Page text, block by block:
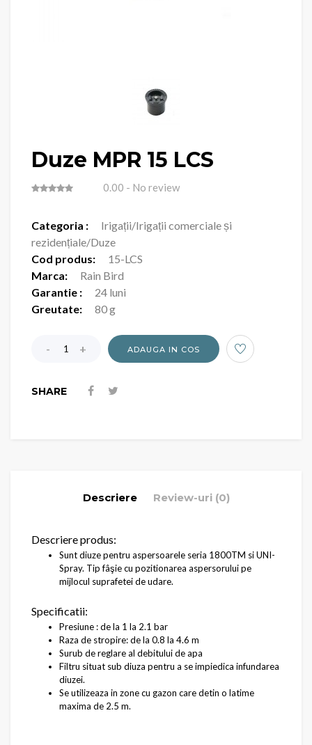
Duze MPR 15 LCS
0.00 - No review
Categoria :
Irigații/Irigații comerciale și
rezidențiale/Duze
Cod produs:
15-LCS
Marca:
Rain Bird
Garantie :
24 luni
Greutate:
80 g
ADAUGA IN COS
SHARE
Descriere Review-uri (0)
Descriere produs:
Sunt diuze pentru aspersoarele seria 1800TM si UNI-
Spray. Tip fâşie cu pozitionarea aspersorului pe
mijlocul suprafetei de udare.
Specificatii:
Presiune : de la 1 la 2.1 bar
Raza de stropire: de la 0.8 la 4.6 m
Surub de reglare al debitului de apa
Filtru situat sub diuza pentru a se impiedica infundarea
diuzei.
Se utilizeaza in zone cu gazon care detin o latime
maxima de 2.5 m.